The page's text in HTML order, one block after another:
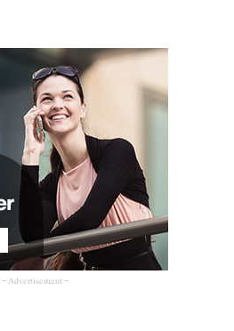
- Advertisement -